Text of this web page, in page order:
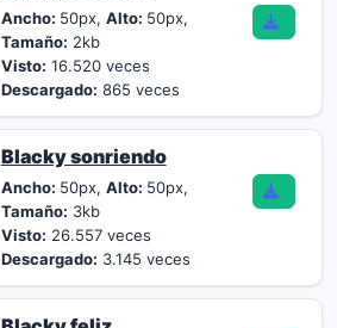
Ancho: 50px, Alto: 50px,
Tamaño: 2kb
Visto: 16.520 veces
Descargado: 865 veces
Blacky sonriendo
Ancho: 50px, Alto: 50px,
Tamaño: 3kb
Visto: 26.557 veces
Descargado: 3.145 veces